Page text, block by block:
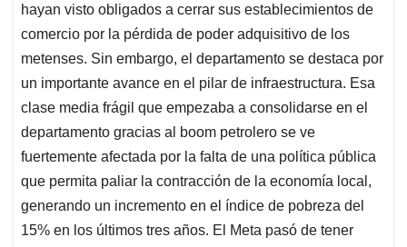
hayan visto obligados a cerrar sus establecimientos de
comercio por la pérdida de poder adquisitivo de los
metenses. Sin embargo, el departamento se destaca por
un importante avance en el pilar de infraestructura. Esa
clase media frágil que empezaba a consolidarse en el
departamento gracias al boom petrolero se ve
fuertemente afectada por la falta de una política pública
que permita paliar la contracción de la economía local,
generando un incremento en el índice de pobreza del
15% en los últimos tres años. El Meta pasó de tener